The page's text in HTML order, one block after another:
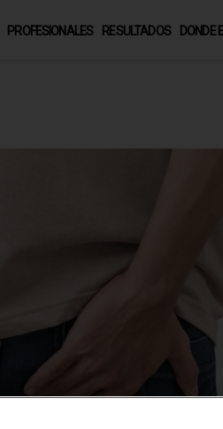
PROFESIONALES RESULTADOS DONDE